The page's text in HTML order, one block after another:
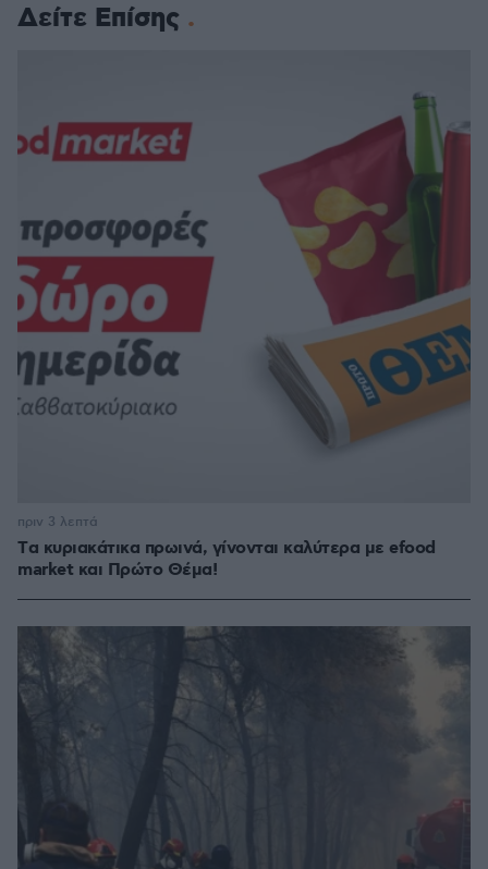
Δείτε Επίσης
Tα κυριακάτικα πρωινά, γίνονται καλύτερα με efood
market και Πρώτο Θέμα!
πριν 3 λεπτά